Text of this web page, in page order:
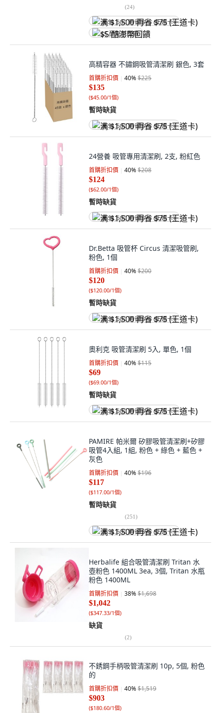
(24)
满 $1,500 再省 $75 (王道卡)
$5 酷澎幣回饋
高精容器 不鏽鋼吸管清潔刷 銀色, 3套
首購折扣價 40%$225
$135
($45.00/1個)
暫時缺貨
满 $1,500 再省 $75 (王道卡)
24營養 吸管專用清潔刷, 2支, 粉紅色
首購折扣價 40%$208
$124
($62.00/1個)
暫時缺貨
满 $1,500 再省 $75 (王道卡)
Dr.Betta 吸管杯 Circus 清潔吸管刷,
粉色, 1個
首購折扣價 40%$200
$120
($120.00/1個)
暫時缺貨
满 $1,500 再省 $75 (王道卡)
奧利克 吸管清潔刷 5入, 單色, 1個
首購折扣價 40%$115
$69
($69.00/1個)
暫時缺貨
满 $1,500 再省 $75 (王道卡)
PAMIRE 帕米爾 矽膠吸管清潔刷+矽膠
吸管4入組, 1組, 粉色 + 綠色 + 藍色 +
灰色
首購折扣價 40%$196
$117
($117.00/1個)
暫時缺貨
(251)
满 $1,500 再省 $75 (王道卡)
Herbalife 組合吸管清潔刷 Tritan 水
壺粉色 1400ML 3ea, 3個, Tritan 水瓶
粉色 1400ML
首購折扣價 38%$1,698
$1,042
($347.33/1個)
缺貨
(2)
不銹鋼手柄吸管清潔刷 10p, 5個, 粉色
的
首購折扣價 40%$1,519
$903
($180.60/1個)